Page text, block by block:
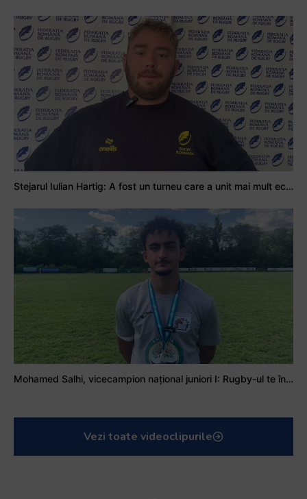
Stejarul Iulian Hartig: A fost un turneu care a unit mai mult echipa
Mohamed Salhi, vicecampion național juniori I: Rugby-ul te învață să accepți și înfrângerile
Vezi toate videoclipurile